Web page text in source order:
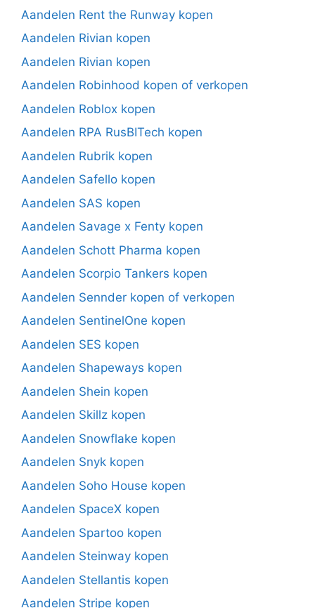
Aandelen Rent the Runway kopen
Aandelen Rivian kopen
Aandelen Rivian kopen
Aandelen Robinhood kopen of verkopen
Aandelen Roblox kopen
Aandelen RPA RusBITech kopen
Aandelen Rubrik kopen
Aandelen Safello kopen
Aandelen SAS kopen
Aandelen Savage x Fenty kopen
Aandelen Schott Pharma kopen
Aandelen Scorpio Tankers kopen
Aandelen Sennder kopen of verkopen
Aandelen SentinelOne kopen
Aandelen SES kopen
Aandelen Shapeways kopen
Aandelen Shein kopen
Aandelen Skillz kopen
Aandelen Snowflake kopen
Aandelen Snyk kopen
Aandelen Soho House kopen
Aandelen SpaceX kopen
Aandelen Spartoo kopen
Aandelen Steinway kopen
Aandelen Stellantis kopen
Aandelen Stripe kopen